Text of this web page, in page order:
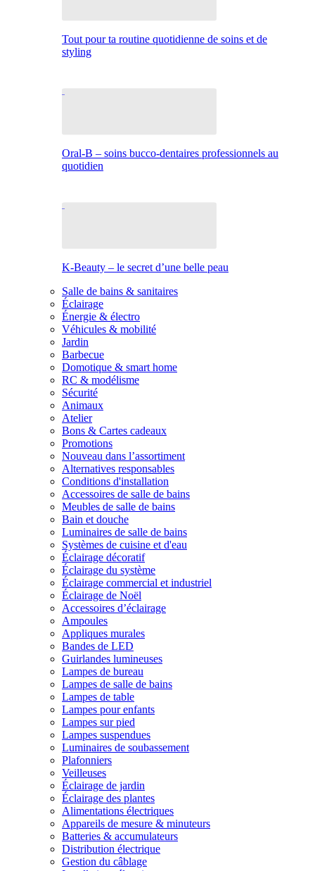
Tout pour ta routine quotidienne de soins et de
styling
Oral-B – soins bucco-dentaires professionnels au
quotidien
K-Beauty – le secret d’une belle peau
Salle de bains & sanitaires
Éclairage
Énergie & électro
Véhicules & mobilité
Jardin
Barbecue
Domotique & smart home
RC & modélisme
Sécurité
Animaux
Atelier
Bons & Cartes cadeaux
Promotions
Nouveau dans l’assortiment
Alternatives responsables
Conditions d'installation
Accessoires de salle de bains
Meubles de salle de bains
Bain et douche
Luminaires de salle de bains
Systèmes de cuisine et d'eau
Éclairage décoratif
Éclairage du système
Éclairage commercial et industriel
Éclairage de Noël
Accessoires d’éclairage
Ampoules
Appliques murales
Bandes de LED
Guirlandes lumineuses
Lampes de bureau
Lampes de salle de bains
Lampes de table
Lampes pour enfants
Lampes sur pied
Lampes suspendues
Luminaires de soubassement
Plafonniers
Veilleuses
Éclairage de jardin
Éclairage des plantes
Alimentations électriques
Appareils de mesure & minuteurs
Batteries & accumulateurs
Distribution électrique
Gestion du câblage